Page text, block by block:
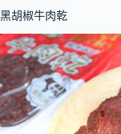
黑胡椒牛肉乾